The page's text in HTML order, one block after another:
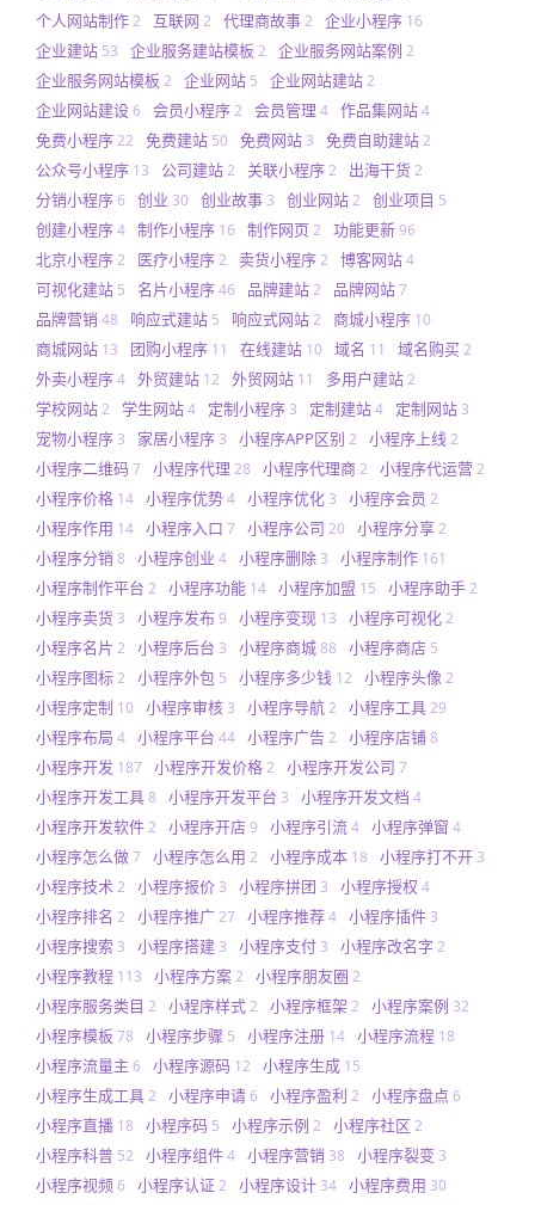
个人网站制作2 互联网 2 代理商故事2 企业小程序 16
企业建站 53 企业服务建站模板 2 企业服务网站案例 2
企业服务网站模板 2 企业网站 5 企业网站建站2
企业网站建设6 会员小程序2 会员管理 4 作品集网站4
免费小程序22 免费建站 50 免费网站 3 免费自助建站2
公众号小程序 13 公司建站2 关联小程序2 出海干货2
分销小程序6 创业 30 创业故事 3 创业网站2 创业项目 5
创建小程序4 制作小程序 16 制作网页 2 功能更新96
北京小程序2 医疗小程序2 卖货小程序2 博客网站4
可视化建站 5 名片小程序46 品牌建站2 品牌网站7
品牌营销 48 响应式建站 5 响应式网站2 商城小程序 10
商城网站 13 团购小程序 11 在线建站 10 域名 11 域名购买2
外卖小程序4 外贸建站 12 外贸网站 11 多用户建站2
学校网站2 学生网站4 定制小程序 3 定制建站4 定制网站 3
宠物小程序 3 家居小程序 3 小程序APP区别 2 小程序上线 2
小程序二维码7 小程序代理 28 小程序代理商2 小程序代运营2
小程序价格 14 小程序优势4 小程序优化 3 小程序会员 2
小程序作用 14 小程序入口 7 小程序公司 20 小程序分享2
小程序分销 8 小程序创业 4 小程序删除 3 小程序制作 161
小程序制作平台 2 小程序功能 14 小程序加盟 15 小程序助手2
小程序卖货 3 小程序发布9 小程序变现 13 小程序可视化2
小程序名片 2 小程序后台 3 小程序商城88 小程序商店 5
小程序图标2 小程序外包 5 小程序多少钱 12 小程序头像 2
小程序定制 10 小程序审核 3 小程序导航2 小程序工具29
小程序布局 4 小程序平台 44 小程序广告2 小程序店铺8
小程序开发 187 小程序开发价格2 小程序开发公司 7
小程序开发工具8 小程序开发平台 3 小程序开发文档 4
小程序开发软件2 小程序开店9 小程序引流4 小程序弹窗 4
小程序怎么做7 小程序怎么用 2 小程序成本 18 小程序打不开 3
小程序技术2 小程序报价 3 小程序拼团 3 小程序授权 4
小程序排名 2 小程序推广27 小程序推荐4 小程序插件 3
小程序搜索 3 小程序搭建 3 小程序支付 3 小程序改名字 2
小程序教程 113 小程序方案2 小程序朋友圈 2
小程序服务类目 2 小程序样式2 小程序框架 2 小程序案例 32
小程序模板 78 小程序步骤 5 小程序注册 14 小程序流程 18
小程序流量主 6 小程序源码 12 小程序生成 15
小程序生成工具2 小程序申请6 小程序盈利 2 小程序盘点 6
小程序直播 18 小程序码 5 小程序示例 2 小程序社区 2
小程序科普 52 小程序组件4 小程序营销 38 小程序裂变 3
小程序视频6 小程序认证2 小程序设计 34 小程序费用 30